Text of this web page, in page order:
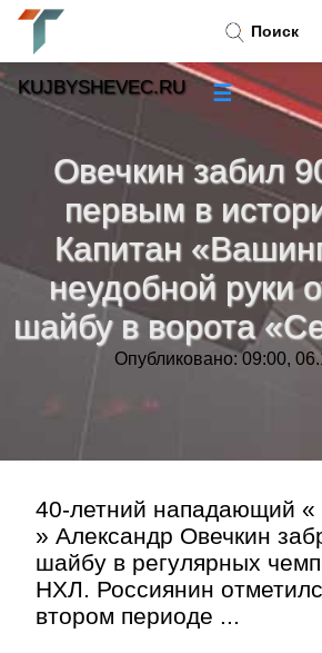
Овечкин забил
первым в
Капитан
неудобной руки
шайбу в ворота
Опубликовано: 09:00,
40-летний нападающий «
» Александр Овечкин
шайбу в регулярных
НХЛ. Россиянин
втором периоде ...
Поиск
KUJBYSHEVEC.RU ☰
Новости
Тренды новостей »
Рубрики»
Правила »